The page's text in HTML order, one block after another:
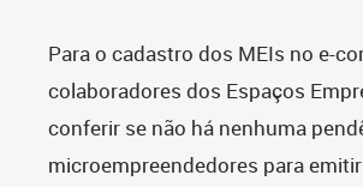
Para o cadastro dos MEIs no e-
colaboradores dos Espaços
conferir se não há nenhuma
microempreendedores para